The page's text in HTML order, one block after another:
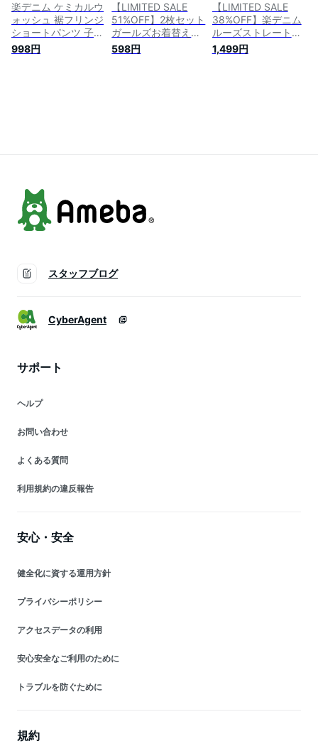
楽デニム ケミカルウ
ォッシュ 裾フリンジ
ショートパンツ 子供
服 キッズ 女の子 ボ
トムス ハーフパンツ
998円
【LIMITED SALE
51%OFF】2枚セット
ガールズお着替えハ
ーフパンツ ベビー
子供服 女の子 ハー
598円
【LIMITED SALE
38%OFF】楽デニム
ルーズストレートパ
ンツ 子供服 キッズ
男の子 女の子 ロン
1,499円
スタッフブログ
CyberAgent
サポート
ヘルプ
お問い合わせ
よくある質問
利用規約の違反報告
安心・安全
健全化に資する運用方針
プライバシーポリシー
アクセスデータの利用
安心安全なご利用のために
トラブルを防ぐために
規約